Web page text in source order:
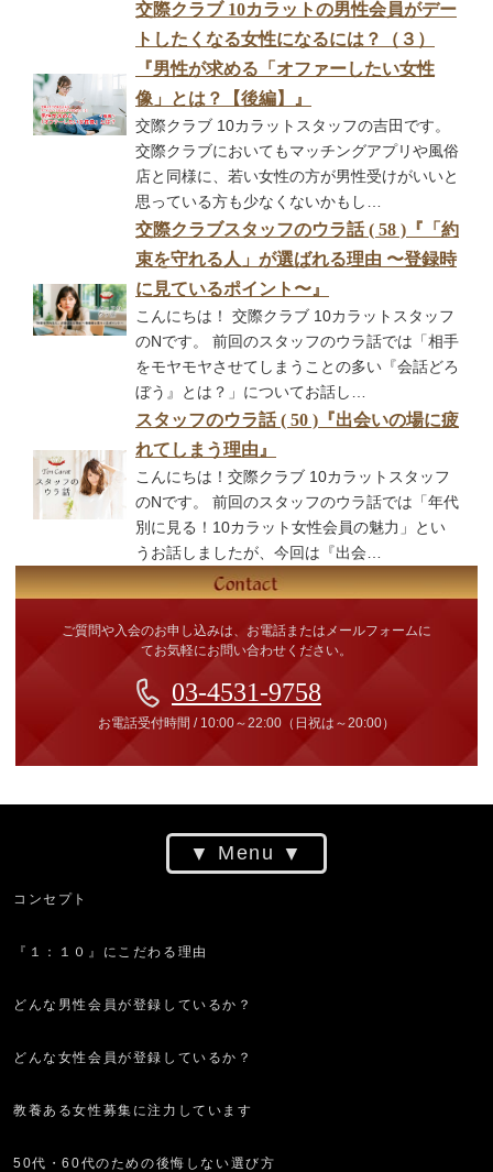
交際クラブ 10カラットの男性会員がデー
トしたくなる女性になるには？（３）
『男性が求める「オファーしたい女性
像」とは？【後編】』
交際クラブ 10カラットスタッフの吉田です。
交際クラブにおいてもマッチングアプリや風俗
店と同様に、若い女性の方が男性受けがいいと
思っている方も少なくないかもし…
交際クラブスタッフのウラ話 ( 58 )『「約
束を守れる人」が選ばれる理由 〜登録時
に見ているポイント〜』
こんにちは！ 交際クラブ 10カラットスタッフ
のNです。 前回のスタッフのウラ話では「相手
をモヤモヤさせてしまうことの多い『会話どろ
ぼう』とは？」についてお話し…
スタッフのウラ話 ( 50 )『出会いの場に疲
れてしまう理由』
こんにちは！交際クラブ 10カラットスタッフ
のNです。 前回のスタッフのウラ話では「年代
別に見る！10カラット女性会員の魅力」とい
うお話しましたが、今回は『出会…
ご質問や入会のお申し込みは、お電話またはメールフォームに
てお気軽にお問い合わせください。
03-4531-9758
お電話受付時間 / 10:00～22:00（日祝は～20:00）
Menu
コンセプト
『１：１０』にこだわる理由
どんな男性会員が登録しているか？
どんな女性会員が登録しているか？
教養ある女性募集に注力しています
50代・60代のための後悔しない選び方